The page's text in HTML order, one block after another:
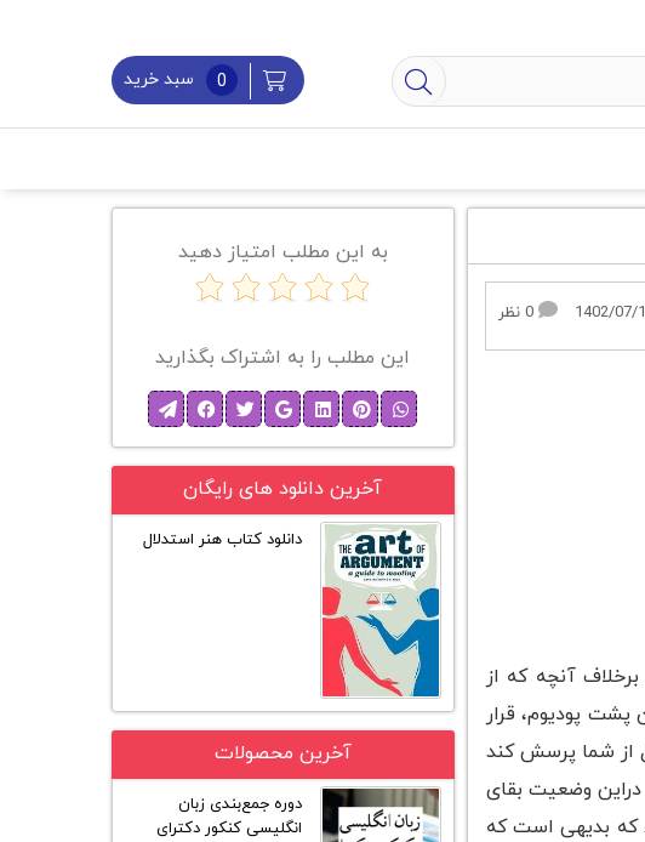
0 سبد خرید
0 نظر
آنچه که از
پودیوم، قرار
رضایت کامل از شما پرسش کند
دراین وضعیت بقای
درعرض 60 ثانیه آن را انجام دهید. که بدیهی است که
به این مطلب امتیاز دهید
این مطلب را به اشتراک بگذارید
آخرین دانلود های رایگان
دانلود کتاب هنر استدلال
آخرین محصولات
دوره جمع‌بندی زبان
انگلیسی کنکور دکترای